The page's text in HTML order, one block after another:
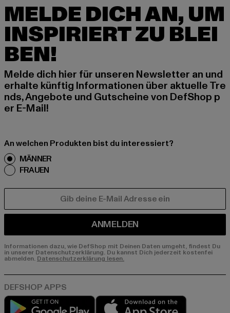
MELDE DICH AN, UM
INSPIRIERT ZU BLEI
BEN!
Melde dich hier für unseren Newsletter an und
erhalte künftig Informationen über aktuelle Tre
nds, Angebote und Gutscheine von DefShop p
er E-Mail!
An welchen Produkten bist du interessiert?
MÄNNER
FRAUEN
ANMELDEN
Informationen dazu, wie DefShop mit Deinen Daten umgeht, findest Du
in unserer Datenschutzerklärung. Du kannst Dich jederzeit kostenfei
abmelden. Datenschutzerklärung lesen.
Play market